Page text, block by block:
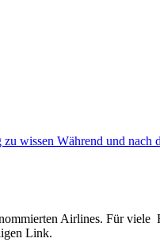
wissen Während und nach
Airlines. Für viele
Link.